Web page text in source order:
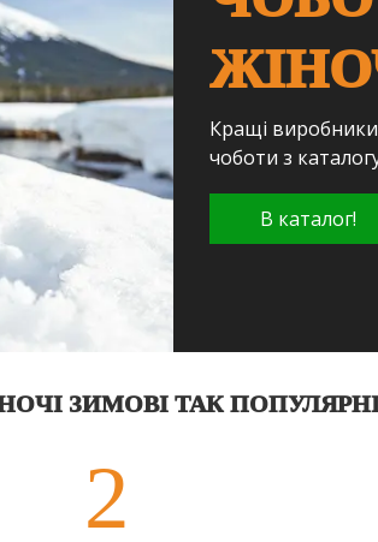
Кращі
чоботи з
В каталог!
ЗИМОВІ ТАК
2